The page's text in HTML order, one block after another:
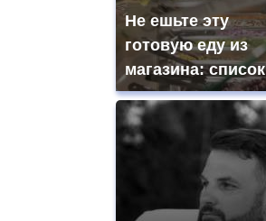
Не ешьте эту
готовую еду из
магазина: список